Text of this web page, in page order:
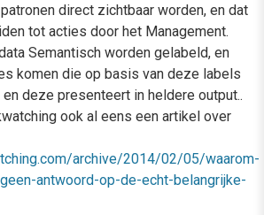
direct zichtbaar worden, en dat
tot acties door het Management.
Semantisch worden gelabeld, en
komen die op basis van deze labels
deze presenteert in heldere output..
ook al eens een artikel over
archive/2014/02/05/waarom-
antwoord-op-de-echt-belangrijke-